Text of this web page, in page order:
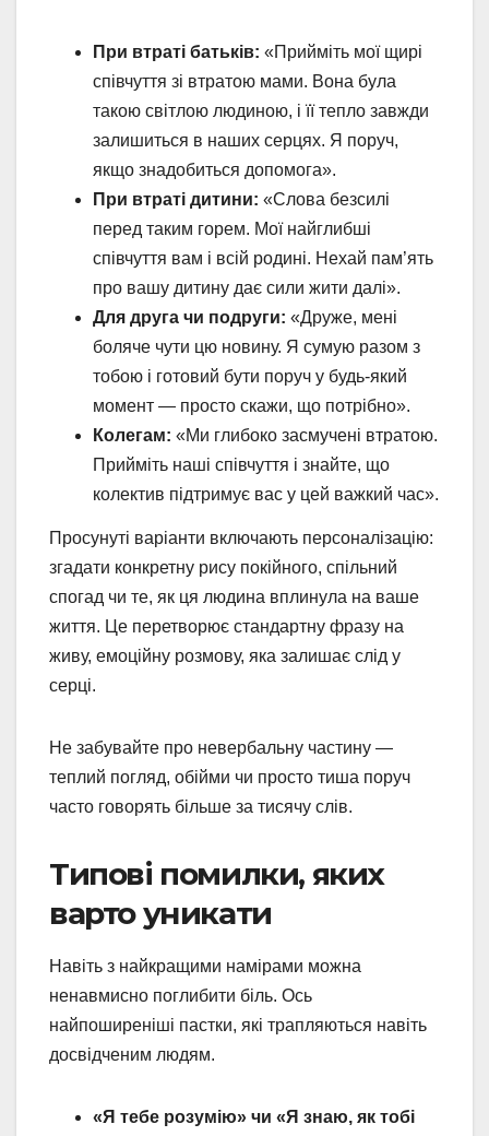
При втраті батьків: «Прийміть мої щирі
співчуття зі втратою мами. Вона була
такою світлою людиною, і її тепло завжди
залишиться в наших серцях. Я поруч,
якщо знадобиться допомога».
При втраті дитини: «Слова безсилі
перед таким горем. Мої найглибші
співчуття вам і всій родині. Нехай пам’ять
про вашу дитину дає сили жити далі».
Для друга чи подруги: «Друже, мені
боляче чути цю новину. Я сумую разом з
тобою і готовий бути поруч у будь-який
момент — просто скажи, що потрібно».
Колегам: «Ми глибоко засмучені втратою.
Прийміть наші співчуття і знайте, що
колектив підтримує вас у цей важкий час».
Просунуті варіанти включають персоналізацію:
згадати конкретну рису покійного, спільний
спогад чи те, як ця людина вплинула на ваше
життя. Це перетворює стандартну фразу на
живу, емоційну розмову, яка залишає слід у
серці.
Не забувайте про невербальну частину —
теплий погляд, обійми чи просто тиша поруч
часто говорять більше за тисячу слів.
Типові помилки, яких
варто уникати
Навіть з найкращими намірами можна
ненавмисно поглибити біль. Ось
найпоширеніші пастки, які трапляються навіть
досвідченим людям.
«Я тебе розумію» чи «Я знаю, як тобі